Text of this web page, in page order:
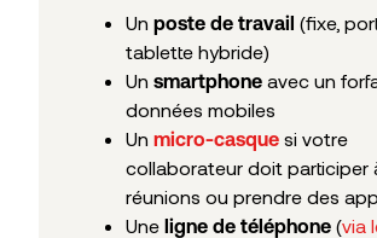
Un poste de travail (fixe,
tablette hybride)
Un smartphone avec un
données mobiles
Un micro-casque si votre
collaborateur doit participer
réunions ou prendre des
Une ligne de téléphone (via